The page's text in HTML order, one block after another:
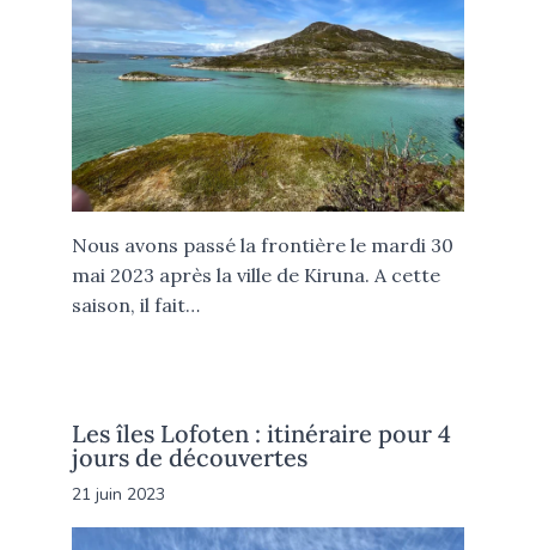
Nous avons passé la frontière le mardi 30
mai 2023 après la ville de Kiruna. A cette
saison, il fait…
Les îles Lofoten : itinéraire pour 4
jours de découvertes
21 juin 2023